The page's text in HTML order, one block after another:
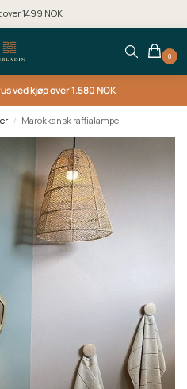
1499 NOK
0
ved kjøp over 1.580 NOK
/ Marokkansk raffialampe